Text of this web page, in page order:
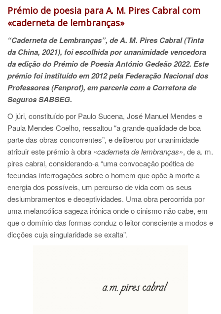
Prémio de poesia para A. M. Pires Cabral com
«caderneta de lembranças»
“Caderneta de Lembranças”, de A. M. Pires Cabral (Tinta
da China, 2021), foi escolhida por unanimidade vencedora
da edição do Prémio de Poesia António Gedeão 2022. Este
prémio foi instituído em 2012 pela Federação Nacional dos
Professores (Fenprof), em parceria com a Corretora de
Seguros SABSEG.
O júri, constituído por Paulo Sucena, José Manuel Mendes e
Paula Mendes Coelho, ressaltou “a grande qualidade de boa
parte das obras concorrentes”, e deliberou por unanimidade
atribuir este prémio à obra «caderneta de lembranças», de a. m.
pires cabral, considerando-a “uma convocação poética de
fecundas interrogações sobre o homem que opõe à morte a
energia dos possíveis, um percurso de vida com os seus
deslumbramentos e deceptividades. Uma obra percorrida por
uma melancólica sageza irónica onde o cinismo não cabe, em
que o domínio das formas conduz o leitor consciente a modos e
dicções cuja singularidade se exalta”.